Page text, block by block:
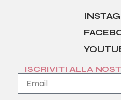
ISCRIVITI ALLA